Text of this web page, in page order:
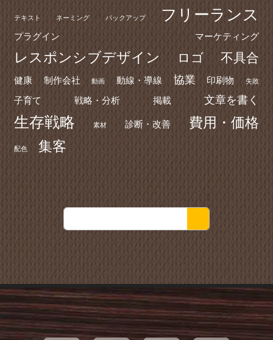
テキスト ネーミング バックアップ フリーランス
プラグイン マーケティング
レスポンシブデザイン ロゴ 不具合
健康 制作会社 動画 動線・導線 協業 印刷物 失敗
子育て 戦略・分析 掲載 文章を書く
生存戦略 素材 診断・改善 費用・価格
配色 集客